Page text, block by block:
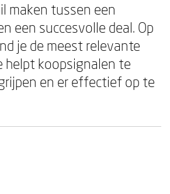
maken tussen een
een succesvolle deal. Op
je de meest relevante
helpt koopsignalen te
en er effectief op te